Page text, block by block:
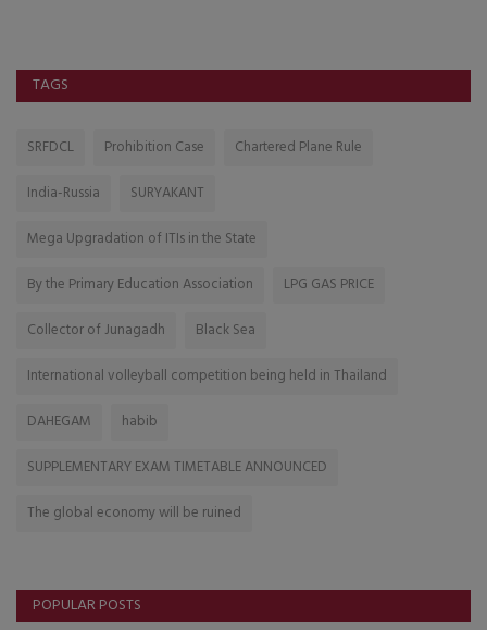
TAGS
SRFDCL Prohibition Case
Chartered Plane Rule
India-Russia
SURYAKANT
Mega Upgradation of ITIs in the State
By the Primary Education Association
LPG GAS PRICE
Collector of Junagadh
Black Sea
International volleyball competition being held in Thailand
DAHEGAM
habib
SUPPLEMENTARY EXAM TIMETABLE ANNOUNCED
The global economy will be ruined
POPULAR POSTS